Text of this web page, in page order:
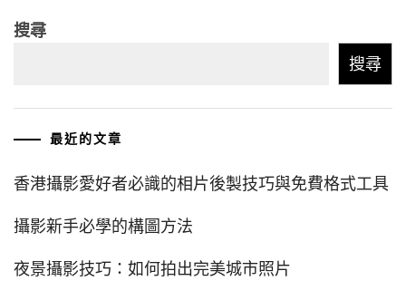
搜尋
搜尋
最近的文章
香港攝影愛好者必識的相片後製技巧與免費格式工具
攝影新手必學的構圖方法
夜景攝影技巧：如何拍出完美城市照片